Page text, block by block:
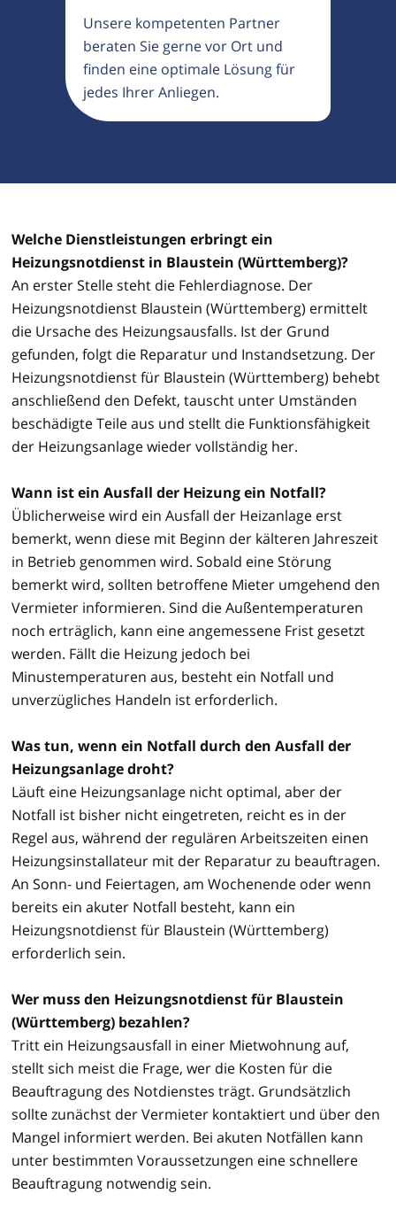
Unsere kompetenten Partner
beraten Sie gerne vor Ort und
finden eine optimale Lösung für
jedes Ihrer Anliegen.
Welche Dienstleistungen erbringt ein
Heizungsnotdienst in Blaustein (Württemberg)?
An erster Stelle steht die Fehlerdiagnose. Der
Heizungsnotdienst Blaustein (Württemberg) ermittelt
die Ursache des Heizungsausfalls. Ist der Grund
gefunden, folgt die Reparatur und Instandsetzung. Der
Heizungsnotdienst für Blaustein (Württemberg) behebt
anschließend den Defekt, tauscht unter Umständen
beschädigte Teile aus und stellt die Funktionsfähigkeit
der Heizungsanlage wieder vollständig her.
Wann ist ein Ausfall der Heizung ein Notfall?
Üblicherweise wird ein Ausfall der Heizanlage erst
bemerkt, wenn diese mit Beginn der kälteren Jahreszeit
in Betrieb genommen wird. Sobald eine Störung
bemerkt wird, sollten betroffene Mieter umgehend den
Vermieter informieren. Sind die Außentemperaturen
noch erträglich, kann eine angemessene Frist gesetzt
werden. Fällt die Heizung jedoch bei
Minustemperaturen aus, besteht ein Notfall und
unverzügliches Handeln ist erforderlich.
Was tun, wenn ein Notfall durch den Ausfall der
Heizungsanlage droht?
Läuft eine Heizungsanlage nicht optimal, aber der
Notfall ist bisher nicht eingetreten, reicht es in der
Regel aus, während der regulären Arbeitszeiten einen
Heizungsinstallateur mit der Reparatur zu beauftragen.
An Sonn- und Feiertagen, am Wochenende oder wenn
bereits ein akuter Notfall besteht, kann ein
Heizungsnotdienst für Blaustein (Württemberg)
erforderlich sein.
Wer muss den Heizungsnotdienst für Blaustein
(Württemberg) bezahlen?
Tritt ein Heizungsausfall in einer Mietwohnung auf,
stellt sich meist die Frage, wer die Kosten für die
Beauftragung des Notdienstes trägt. Grundsätzlich
sollte zunächst der Vermieter kontaktiert und über den
Mangel informiert werden. Bei akuten Notfällen kann
unter bestimmten Voraussetzungen eine schnellere
Beauftragung notwendig sein.